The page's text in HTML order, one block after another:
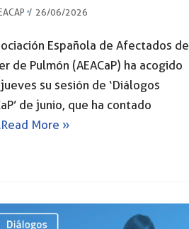
26/06/2026
Española de Afectados de
de Pulmón (AEACaP) ha acogido
su sesión de ‘Diálogos
de junio, que ha contado
Read More »